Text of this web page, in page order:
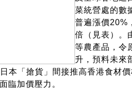
菜統營處的數
普遍漲價20%
倍（見表）。
等農產品，令
升，預料未來
本「搶貨」間接推高香港食材
臨加價壓力。